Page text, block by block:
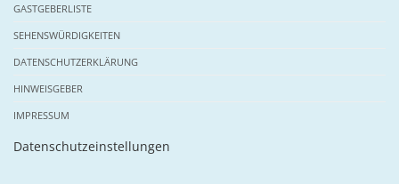
GASTGEBERLISTE
SEHENSWÜRDIGKEITEN
DATENSCHUTZERKLÄRUNG
HINWEISGEBER
IMPRESSUM
Datenschutzeinstellungen